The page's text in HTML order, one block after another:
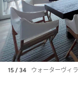
15 / 34 ウォーターヴィ